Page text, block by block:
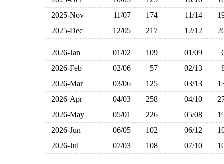
2025-Nov
11/07 174 11/14
2025-Dec
12/05 217 12/12
2026-Jan 01/02 109 01/09
2026-Feb
02/06 57 02/13
2026-Mar
03/06 125 03/13
2026-Apr
04/03 258 04/10
2026-May
05/01 226 05/08
2026-Jun
06/05 102 06/12
2026-Jul
07/03 108 07/10